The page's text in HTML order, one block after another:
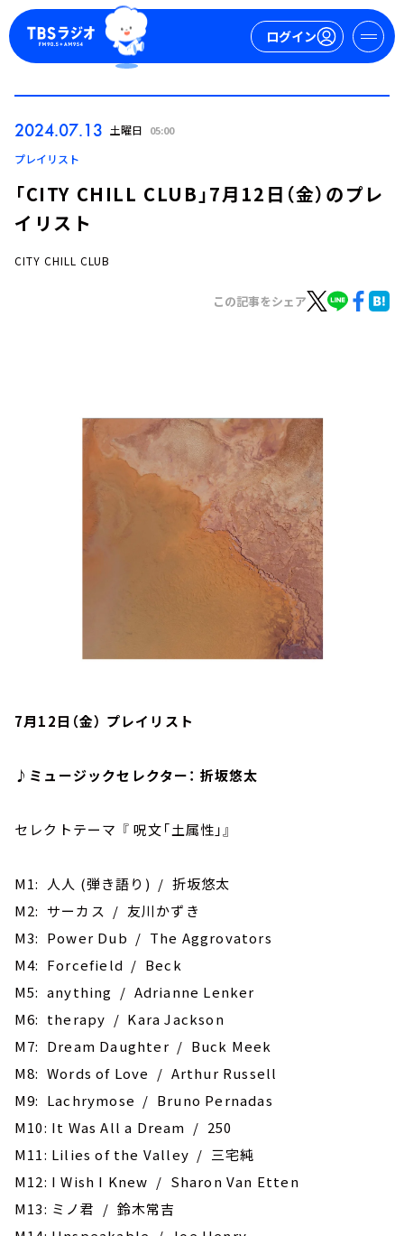
ログイン
お知らせ
イベント・グッズ
YouTube
会社情報
2024.07.13 土曜日 05:00
プレイリスト
「CITY CHILL CLUB」7月12日（金）のプレ
イリスト
CITY CHILL CLUB
この記事をシェア
7月12日（金） プレイリスト
♪ミュージックセレクター： 折坂悠太
セレクトテーマ 『 呪文「土属性」』
M1: 人人 (弾き語り) / 折坂悠太
M2: サーカス / 友川かずき
M3: Power Dub / The Aggrovators
M4: Forcefield / Beck
M5: anything / Adrianne Lenker
M6: therapy / Kara Jackson
M7: Dream Daughter / Buck Meek
M8: Words of Love / Arthur Russell
M9: Lachrymose / Bruno Pernadas
M10: It Was All a Dream / 250
M11: Lilies of the Valley / 三宅純
M12: I Wish I Knew / Sharon Van Etten
M13: ‎ミノ君 / 鈴木常吉